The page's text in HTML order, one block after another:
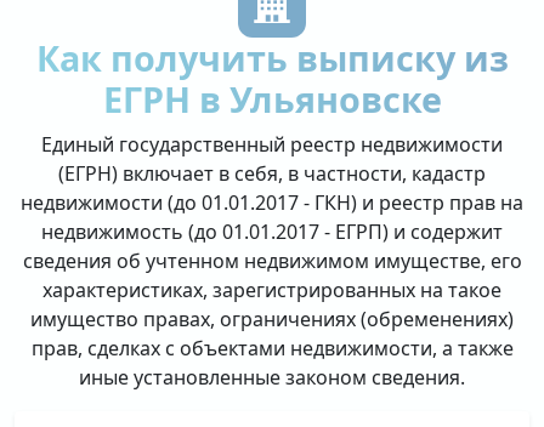
Как получить выписку из
ЕГРН в Ульяновске
Единый государственный реестр недвижимости
(ЕГРН) включает в себя, в частности, кадастр
недвижимости (до 01.01.2017 - ГКН) и реестр прав на
недвижимость (до 01.01.2017 - ЕГРП) и содержит
сведения об учтенном недвижимом имуществе, его
характеристиках, зарегистрированных на такое
имущество правах, ограничениях (обременениях)
прав, сделках с объектами недвижимости, а также
иные установленные законом сведения.